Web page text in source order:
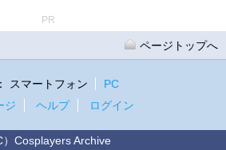
PR
ページトップへ
スマートフォン
PC
ジ
ヘルプ ログイン
）Cosplayers Archive